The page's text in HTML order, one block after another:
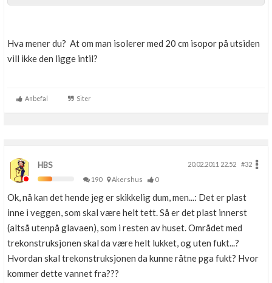
Boligmappa+
Hva mener du? At om man isolerer med 20 cm isopor på utsiden
vill ikke den ligge intil?
Anbefal Siter
HBS 20.02.2011 22.52
#32
190
Akershus 0
Ok, nå kan det hende jeg er skikkelig dum, men...: Det er plast
inne i veggen, som skal være helt tett. Så er det plast innerst
(altså utenpå glavaen), som i resten av huset. Området med
trekonstruksjonen skal da være helt lukket, og uten fukt...?
Hvordan skal trekonstruksjonen da kunne råtne pga fukt? Hvor
kommer dette vannet fra???